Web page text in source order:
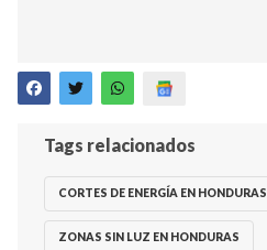
Tags relacionados
CORTES DE ENERGÍA EN HONDURAS
ZONAS SIN LUZ EN HONDURAS